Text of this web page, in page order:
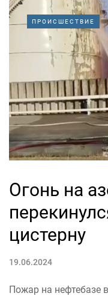
ПРОИСШЕСТВИЕ
Огонь на
цистерну
19.06.2024
Пожар на нефтебазе